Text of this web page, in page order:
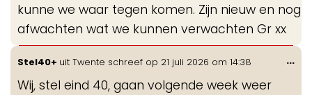
kunne we waar tegen komen. Zijn nieuw en nog
afwachten wat we kunnen verwachten Gr xx
Stel40+ uit Twente schreef op 21 juli 2026 om 14:38
Wij, stel eind 40, gaan volgende week weer
...